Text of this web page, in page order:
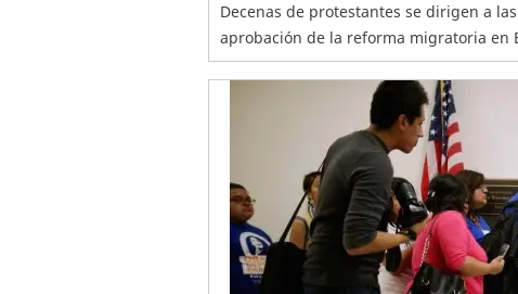
Decenas de protestantes se dirigen a
aprobación de la reforma migratoria en